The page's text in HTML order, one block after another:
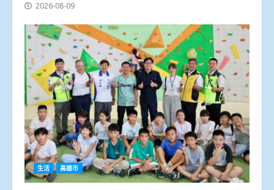
2026-08-09
生活 高雄市